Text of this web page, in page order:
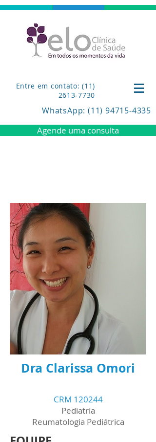
Entre em contato: (11)
2613-7730
WhatsApp: (11) 94715-4335
Agende uma consulta
Dra Clarissa Omori
CRM 120244
Pediatria
Reumatologia Pediátrica